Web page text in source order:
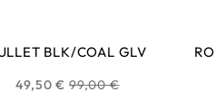
BLK/COAL GLV
49,50 € Prix
99,00 €